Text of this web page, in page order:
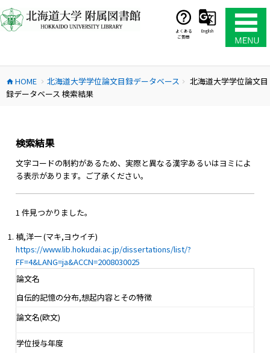
ン
テ
ス
キ
よくある
ご質問
English
home HOME chevron_right 北海道大学学位論文目録データベース chevron_right
北海道大学学位論文目
録データベース 検索結果
検索結果
文字コードの制約があるため、実際と異なる漢字あるいはヨミによ
る表示があります。ご了承ください。
1 件見つかりました。
槙,洋一 (マキ,ヨウイチ)
https://www.lib.hokudai.ac.jp/dissertations/list/?
FF=4&LANG=ja&ACCN=2008030025
論文名
自伝的記憶の分布,想起内容とその特徴
論文名(欧文)
学位授与年度